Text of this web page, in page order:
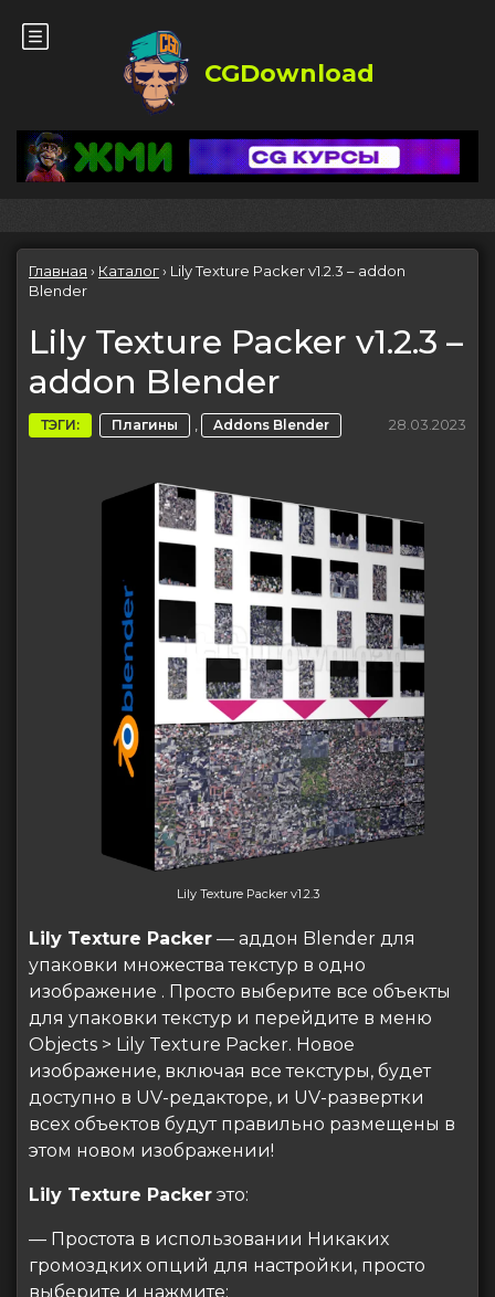
CGDownload
Главная › Каталог› Lily Texture Packer v1.2.3 – addon
Blender
Lily Texture Packer v1.2.3 –
addon Blender
ТЭГИ: Плагины , Addons Blender 28.03.2023
Lily Texture Packer v1.2.3
Lily Texture Packer — аддон Blender для
упаковки множества текстур в одно
изображение . Просто выберите все объекты
для упаковки текстур и перейдите в меню
Objects > Lily Texture Packer. Новое
изображение, включая все текстуры, будет
доступно в UV-редакторе, и UV-развертки
всех объектов будут правильно размещены в
этом новом изображении!
Lily Texture Packer это:
— Простота в использовании Никаких
громоздких опций для настройки, просто
выберите и нажмите;